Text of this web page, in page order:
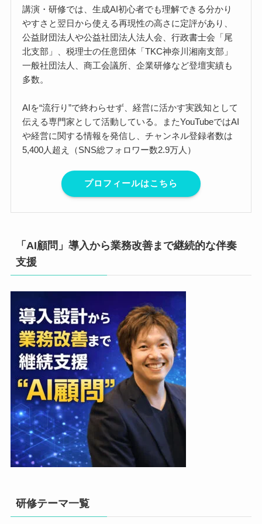
講演・研修では、生成AI初心者でも理解できる分かり
やすさと翌日から使える再現性の高さに定評があり、
公益財団法人や公益社団法人法人会、行政書士会「尾
北支部」、税理士の任意団体「TKC神奈川湘南支部」
一般社団法人、商工会議所、企業研修など登壇実績も
多数。
AIを“流行り”で終わらせず、経営に活かす実践知として
伝える専門家として活動している。またYouTubeではAI
や経営に関する情報を発信し、チャンネル登録者数は
5,400人超え（SNS総フォロワー数2.9万人）
プロフィールはこちら
「AI顧問」導入から業務改善まで継続的な伴奏
支援
研修テーマ一覧